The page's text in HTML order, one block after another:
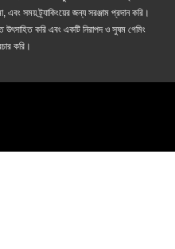
এবং সময় ট্র্যাকিংয়ের জন্য সরঞ্জাম প্রদান করি।
করি এবং একটি নিরাপদ ও সুষম গেমিং
করি।